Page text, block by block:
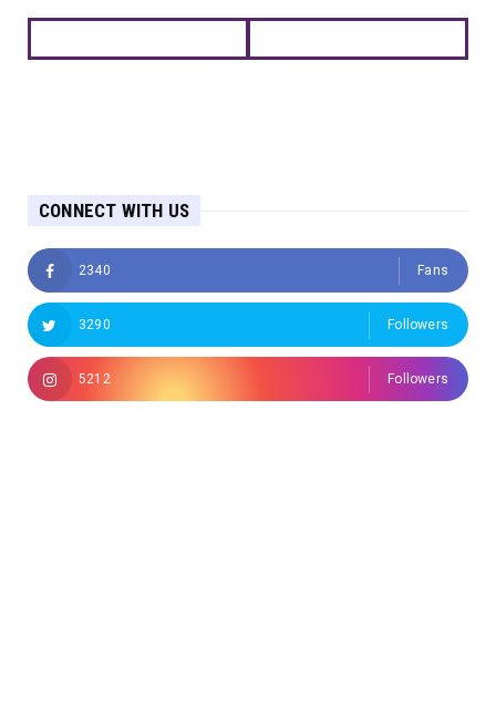
CONNECT WITH US
2340 Fans
3290 Followers
5212 Followers